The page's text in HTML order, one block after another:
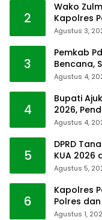
2
Wako
Kapolres
Agustus 3,
3
Pemkab
Bencana,
Agustus 4,
4
Bupati
2026,
Agustus 4,
5
DPRD
KUA 2026
Agustus 5,
6
Kapolres
Polres
Agustus 1,